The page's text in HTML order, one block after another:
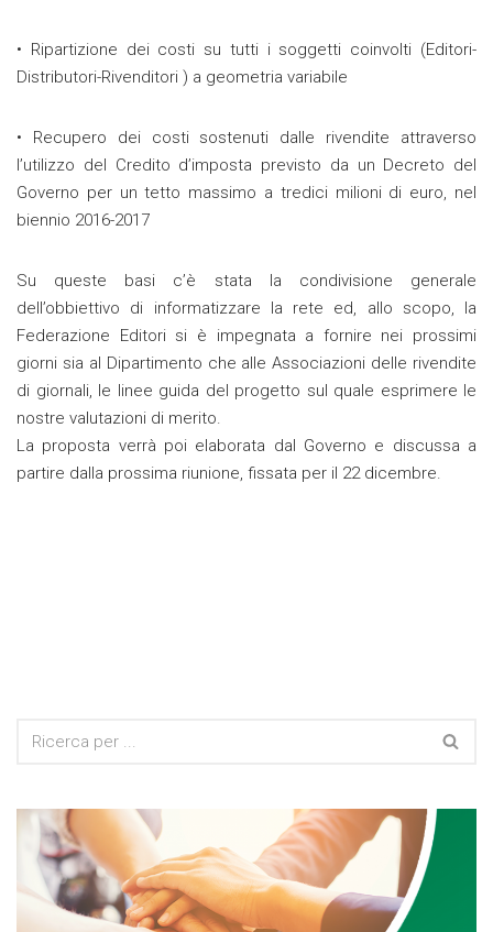
• Ripartizione dei costi su tutti i soggetti coinvolti (Editori-
Distributori-Rivenditori ) a geometria variabile
• Recupero dei costi sostenuti dalle rivendite attraverso
l’utilizzo del Credito d’imposta previsto da un Decreto del
Governo per un tetto massimo a tredici milioni di euro, nel
biennio 2016-2017
Su queste basi c’è stata la condivisione generale
dell’obbiettivo di informatizzare la rete ed, allo scopo, la
Federazione Editori si è impegnata a fornire nei prossimi
giorni sia al Dipartimento che alle Associazioni delle rivendite
di giornali, le linee guida del progetto sul quale esprimere le
nostre valutazioni di merito.
La proposta verrà poi elaborata dal Governo e discussa a
partire dalla prossima riunione, fissata per il 22 dicembre.